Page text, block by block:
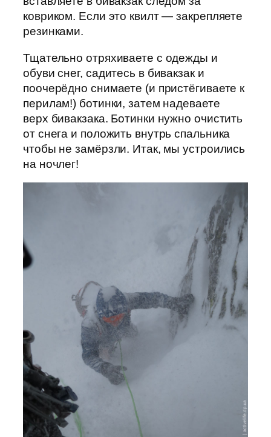
ковриком. Если это квилт — закрепляете
резинками.
Тщательно отряхиваете с одежды и
обуви снег, садитесь в бивакзак и
поочерёдно снимаете (и пристёгиваете к
перилам!) ботинки, затем надеваете
верх бивакзака. Ботинки нужно очистить
от снега и положить внутрь спальника
чтобы не замёрзли. Итак, мы устроились
на ночлег!